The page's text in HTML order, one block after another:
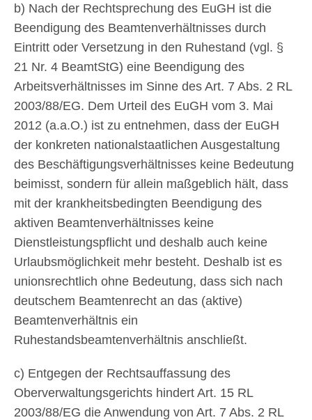
b) Nach der Rechtsprechung des EuGH ist die
Beendigung des Beamtenverhältnisses durch
Eintritt oder Versetzung in den Ruhestand (vgl. §
21 Nr. 4 BeamtStG) eine Beendigung des
Arbeitsverhältnisses im Sinne des Art. 7 Abs. 2 RL
2003/88/EG. Dem Urteil des EuGH vom 3. Mai
2012 (a.a.O.) ist zu entnehmen, dass der EuGH
der konkreten nationalstaatlichen Ausgestaltung
des Beschäftigungsverhältnisses keine Bedeutung
beimisst, sondern für allein maßgeblich hält, dass
mit der krankheitsbedingten Beendigung des
aktiven Beamtenverhältnisses keine
Dienstleistungspflicht und deshalb auch keine
Urlaubsmöglichkeit mehr besteht. Deshalb ist es
unionsrechtlich ohne Bedeutung, dass sich nach
deutschem Beamtenrecht an das (aktive)
Beamtenverhältnis ein
Ruhestandsbeamtenverhältnis anschließt.
c) Entgegen der Rechtsauffassung des
Oberverwaltungsgerichts hindert Art. 15 RL
2003/88/EG die Anwendung von Art. 7 Abs. 2 RL